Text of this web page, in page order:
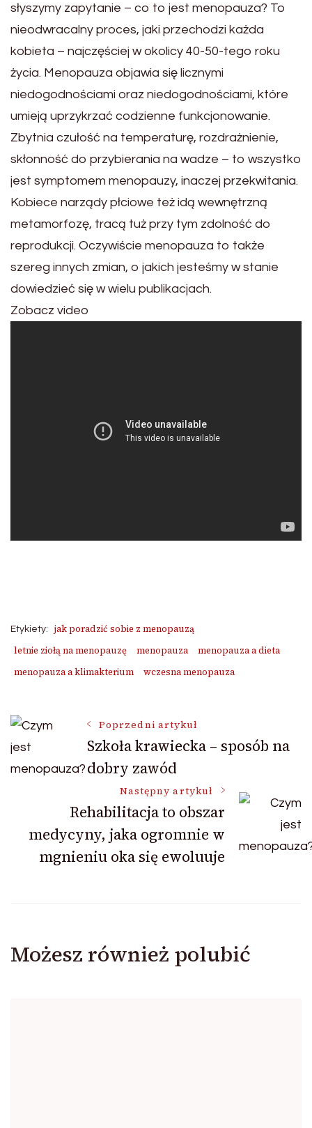
słyszymy zapytanie – co to jest menopauza? To
nieodwracalny proces, jaki przechodzi każda
kobieta – najczęściej w okolicy 40-50-tego roku
życia. Menopauza objawia się licznymi
niedogodnościami oraz niedogodnościami, które
umieją uprzykrzać codzienne funkcjonowanie.
Zbytnia czułość na temperaturę, rozdrażnienie,
skłonność do przybierania na wadze – to wszystko
jest symptomem menopauzy, inaczej przekwitania.
Kobiece narządy płciowe też idą wewnętrzną
metamorfozę, tracą tuż przy tym zdolność do
reprodukcji. Oczywiście menopauza to także
szereg innych zmian, o jakich jesteśmy w stanie
dowiedzieć się w wielu publikacjach.
Zobacz video
Etykiety:
jak poradzić sobie z menopauzą
letnie ziołą na menopauzę
menopauza
menopauza a dieta
menopauza a klimakterium
wczesna menopauza
Nawigacja
wpisu
Poprzedni artykuł
Szkoła krawiecka – sposób na
dobry zawód
Następny artykuł
Rehabilitacja to obszar
medycyny, jaka ogromnie w
mgnieniu oka się ewoluuje
Możesz również polubić